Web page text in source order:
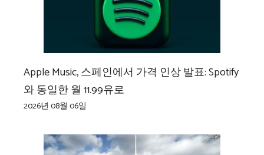
Apple Music, 스페인에서 가격 인상 발표: Spotify
와 동일한 월 11.99유로
2026년 08월 06일